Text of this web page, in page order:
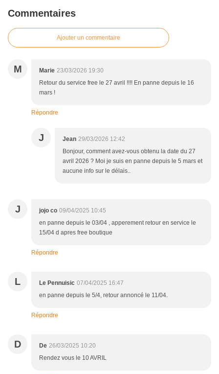
Commentaires
Ajouter un commentaire
M Marie 23/03/2026 19:30
Retour du service free le 27 avril !!!! En panne depuis le 16
mars !
Répondre
J Jean 29/03/2026 12:42
Bonjour, comment avez-vous obtenu la date du 27
avril 2026 ? Moi je suis en panne depuis le 5 mars et
aucune info sur le délais..
J jojo co 09/04/2025 10:45
en panne depuis le 03/04 , apperement retour en service le
15/04 d apres free boutique
Répondre
L Le Pennuisic 07/04/2025 16:47
en panne depuis le 5/4, retour annoncé le 11/04.
Répondre
D De 26/03/2025 10:20
Rendez vous le 10 AVRIL